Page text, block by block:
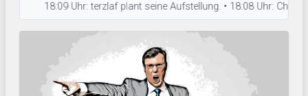
18:09 Uhr: terzlaf plant seine Aufstellung. • 18:08 Uhr: Chreis 4